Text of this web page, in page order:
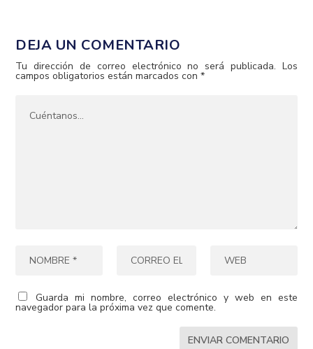
DEJA UN COMENTARIO
Tu dirección de correo electrónico no será publicada. Los
campos obligatorios están marcados con*
Guarda mi nombre, correo electrónico y web en este
navegador para la próxima vez que comente.